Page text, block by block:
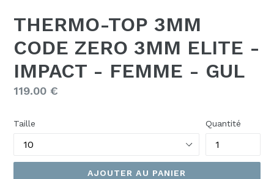
THERMO-TOP 3MM
CODE ZERO 3MM ELITE -
IMPACT - FEMME - GUL
Prix
119.00 €
Taille Quantité
AJOUTER AU PANIER